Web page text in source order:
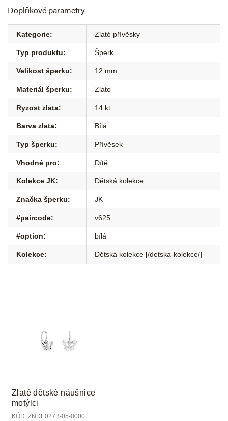
Doplňkové parametry
Kategorie: Zlaté přívěsky
Typ produktu: Šperk
Velikost šperku: 12 mm
Materiál šperku: Zlato
Ryzost zlata: 14 kt
Barva zlata: Bílá
Typ šperku: Přívěsek
Vhodné pro: Dítě
Kolekce JK: Dětská kolekce
Značka šperku: JK
#paircode: v625
#option: bílá
Kolekce: Dětská kolekce [/detska-kolekce/]
Zlaté dětské náušnice
motýlci
KÓD: ZNDE027B-05-0000